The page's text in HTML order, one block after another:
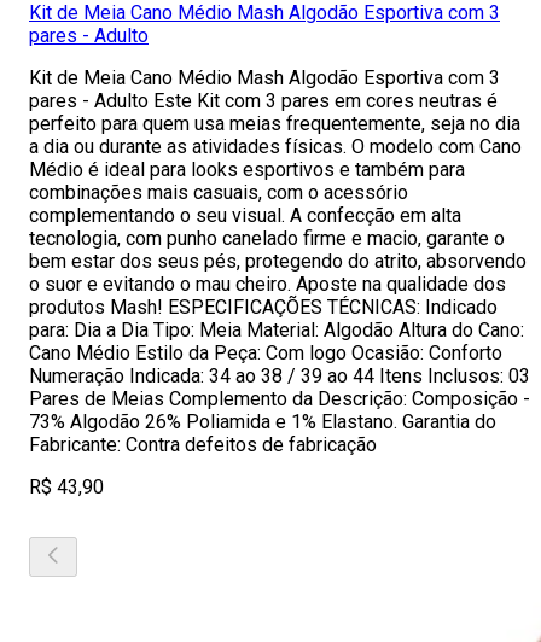
Kit de Meia Cano Médio Mash Algodão Esportiva com 3
pares - Adulto
Kit de Meia Cano Médio Mash Algodão Esportiva com 3
pares - Adulto Este Kit com 3 pares em cores neutras é
perfeito para quem usa meias frequentemente, seja no dia
a dia ou durante as atividades físicas. O modelo com Cano
Médio é ideal para looks esportivos e também para
combinações mais casuais, com o acessório
complementando o seu visual. A confecção em alta
tecnologia, com punho canelado firme e macio, garante o
bem estar dos seus pés, protegendo do atrito, absorvendo
o suor e evitando o mau cheiro. Aposte na qualidade dos
produtos Mash! ESPECIFICAÇÕES TÉCNICAS: Indicado
para: Dia a Dia Tipo: Meia Material: Algodão Altura do Cano:
Cano Médio Estilo da Peça: Com logo Ocasião: Conforto
Numeração Indicada: 34 ao 38 / 39 ao 44 Itens Inclusos: 03
Pares de Meias Complemento da Descrição: Composição -
73% Algodão 26% Poliamida e 1% Elastano. Garantia do
Fabricante: Contra defeitos de fabricação
R$ 43,90